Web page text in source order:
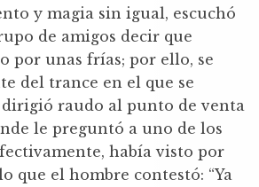
y magia sin igual, escuchó
de amigos decir que
por unas frías; por ello, se
del trance en el que se
dirigió raudo al punto de venta
le preguntó a uno de los
había visto por
que el hombre contestó: “Ya